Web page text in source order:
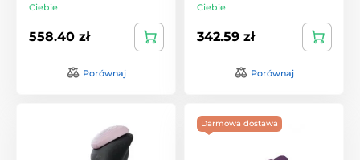
Ciebie
558.40 zł
Porównaj
Ciebie
342.59 zł
Porównaj
Darmowa dostawa